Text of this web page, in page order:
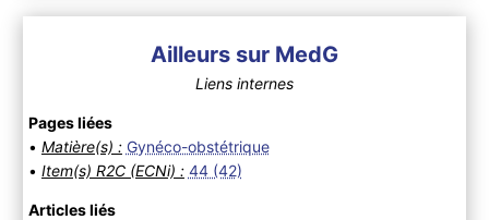
Ailleurs sur MedG
Liens internes
Pages liées
• Matière(s) : Gynéco-obstétrique
• Item(s) R2C (ECNi) : 44 (42)
Articles liés